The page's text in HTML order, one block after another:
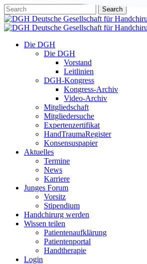
Skip
to
main
Search
Close
Search
Menu
Die DGH
Die DGH
Vorstand
Leitlinien
DGH-Kongress
Kongress-Archiv
Video-Archiv
Mitgliedschaft
Mitgliedersuche
Expertenzertifikat
HandTraumaRegister
Konsensuspapier
Aktuelles
Termine
News
Karriere
Junges Forum
Vorsitz
Stipendium
Handchirurg werden
Wissen teilen
Patientenaufklärung
Patientenportal
Handtherapie
Login